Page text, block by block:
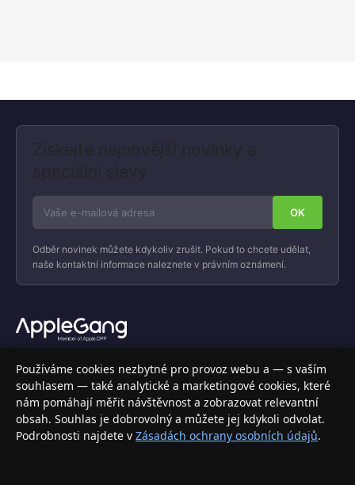
Získejte nejnovější novinky a
speciální slevy
Odběr novinek můžete kdykoliv zrušit. Pokud to chcete udělat,
naše kontaktní informace naleznete v právním oznámení.
Váš specializovaný obchod s Apple produkty, příslušenstvím a
elektronikou. Nakupujte bezpečně a s jistotou.
INFORMACE
Doprava a doručení
Používáme cookies nezbytné pro provoz webu a — s vaším
souhlasem — také analytické a marketingové cookies, které
nám pomáhají měřit návštěvnost a zobrazovat relevantní
obsah. Souhlas je dobrovolný a můžete jej kdykoli odvolat.
Podrobnosti najdete v Zásadách ochrany osobních údajů.